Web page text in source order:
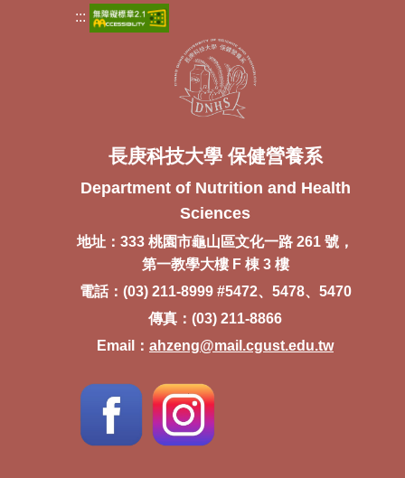
:::
長庚科技大學 保健營養系
Department of Nutrition and Health
Sciences
地址：333 桃園市龜山區文化一路 261 號，
第一教學大樓 F 棟 3 樓
電話：(03) 211-8999 #5472、5478、5470
傳真：(03) 211-8866
Email： ahzeng@mail.cgust.edu.tw